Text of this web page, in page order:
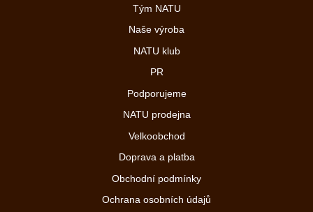
Tým NATU
Naše výroba
NATU klub
PR
Podporujeme
NATU prodejna
Velkoobchod
Doprava a platba
Obchodní podmínky
Ochrana osobních údajů